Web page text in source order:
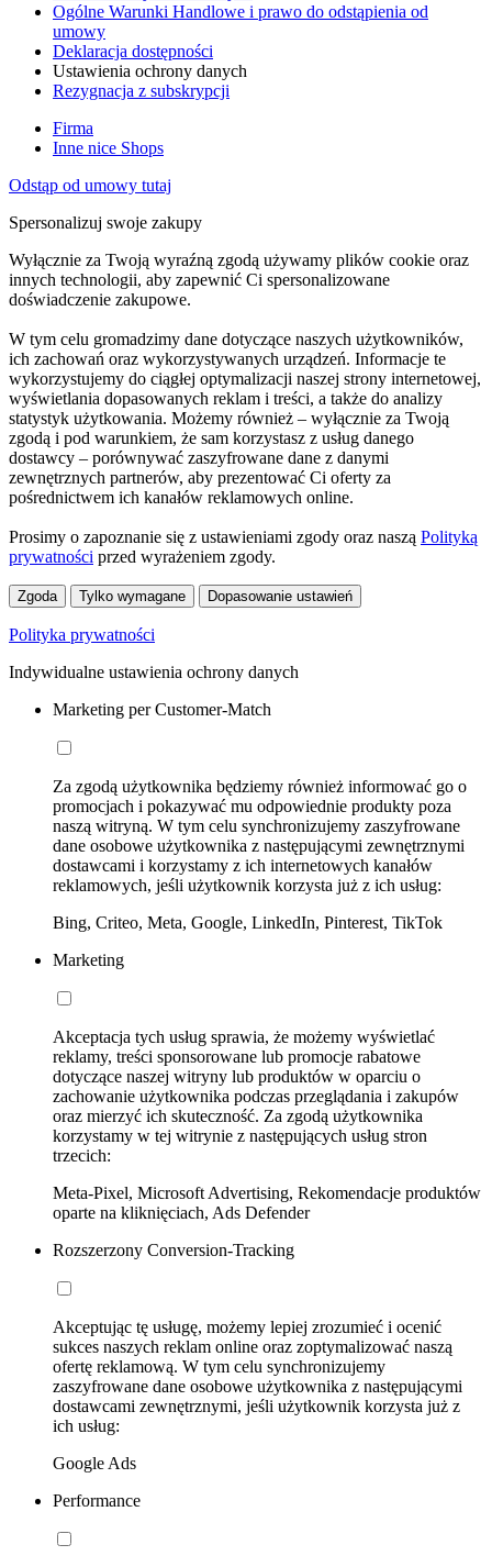
Ogólne Warunki Handlowe i prawo do odstąpienia od
umowy
Deklaracja dostępności
Ustawienia ochrony danych
Rezygnacja z subskrypcji
Firma
Inne nice Shops
Odstąp od umowy tutaj
Spersonalizuj swoje zakupy
Wyłącznie za Twoją wyraźną zgodą używamy plików cookie oraz
innych technologii, aby zapewnić Ci spersonalizowane
doświadczenie zakupowe.
W tym celu gromadzimy dane dotyczące naszych użytkowników,
ich zachowań oraz wykorzystywanych urządzeń. Informacje te
wykorzystujemy do ciągłej optymalizacji naszej strony internetowej,
wyświetlania dopasowanych reklam i treści, a także do analizy
statystyk użytkowania. Możemy również – wyłącznie za Twoją
zgodą i pod warunkiem, że sam korzystasz z usług danego
dostawcy – porównywać zaszyfrowane dane z danymi
zewnętrznych partnerów, aby prezentować Ci oferty za
pośrednictwem ich kanałów reklamowych online.
Prosimy o zapoznanie się z ustawieniami zgody oraz naszą Polityką
prywatności przed wyrażeniem zgody.
Zgoda Tylko wymagane Dopasowanie ustawień
Polityka prywatności
Indywidualne ustawienia ochrony danych
Marketing per Customer-Match
Za zgodą użytkownika będziemy również informować go o
promocjach i pokazywać mu odpowiednie produkty poza
naszą witryną. W tym celu synchronizujemy zaszyfrowane
dane osobowe użytkownika z następującymi zewnętrznymi
dostawcami i korzystamy z ich internetowych kanałów
reklamowych, jeśli użytkownik korzysta już z ich usług:
Bing, Criteo, Meta, Google, LinkedIn, Pinterest, TikTok
Marketing
Akceptacja tych usług sprawia, że możemy wyświetlać
reklamy, treści sponsorowane lub promocje rabatowe
dotyczące naszej witryny lub produktów w oparciu o
zachowanie użytkownika podczas przeglądania i zakupów
oraz mierzyć ich skuteczność. Za zgodą użytkownika
korzystamy w tej witrynie z następujących usług stron
trzecich:
Meta-Pixel, Microsoft Advertising, Rekomendacje produktów
oparte na kliknięciach, Ads Defender
Rozszerzony Conversion-Tracking
Akceptując tę usługę, możemy lepiej zrozumieć i ocenić
sukces naszych reklam online oraz zoptymalizować naszą
ofertę reklamową. W tym celu synchronizujemy
zaszyfrowane dane osobowe użytkownika z następującymi
dostawcami zewnętrznymi, jeśli użytkownik korzysta już z
ich usług:
Google Ads
Performance